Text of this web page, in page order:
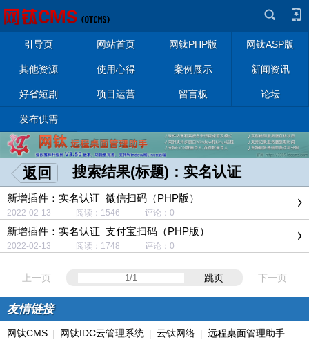
引导页 网站首页 网钛PHP版 网钛ASP版
其他资源 使用心得 案例展示 新闻资讯
好省短剧 项目运营 留言板 论坛
发布供需
返回 搜索结果(标题)：实名认证
新增插件：实名认证_微信扫码（PHP版）
2022-02-13 阅读：1546 评论：0
新增插件：实名认证_支付宝扫码（PHP版）
2022-02-13 阅读：1748 评论：0
上一页 跳页 下一页
友情链接
网钛CMS | 网钛IDC云管理系统 | 云钛网络 | 远程桌面管理助手